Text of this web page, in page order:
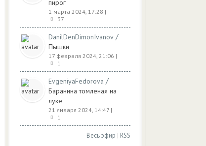
пирог
1 марта 2024, 17:28 |
37
DanilDenDimonIvanov /
Пышки
17 февраля 2024, 21:06 |
1
EvgeniyaFedorova /
Баранина томленая на
луке
21 января 2024, 14:47 |
1
Весь эфир | RSS